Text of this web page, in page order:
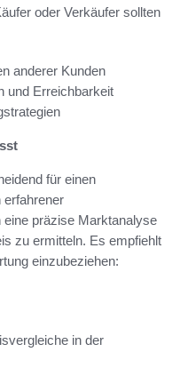
oder Verkäufer sollten
anderer Kunden
und Erreichbarkeit
für einen
erfahrener
präzise Marktanalyse
zu ermitteln. Es empfiehlt
einzubeziehen:
in der